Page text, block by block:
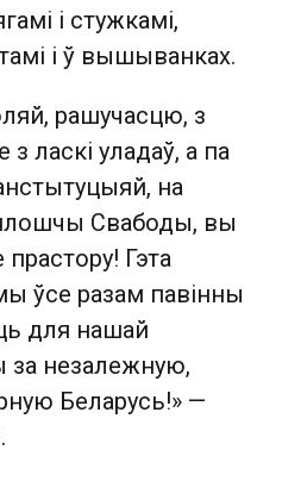
і стужкамі,
і ў вышыванках.
рашучасцю, з
з ласкі уладаў, а па
на
Свабоды, вы
прастору! Гэта
ўсе разам павінны
для нашай
за незалежную,
Беларусь!» —